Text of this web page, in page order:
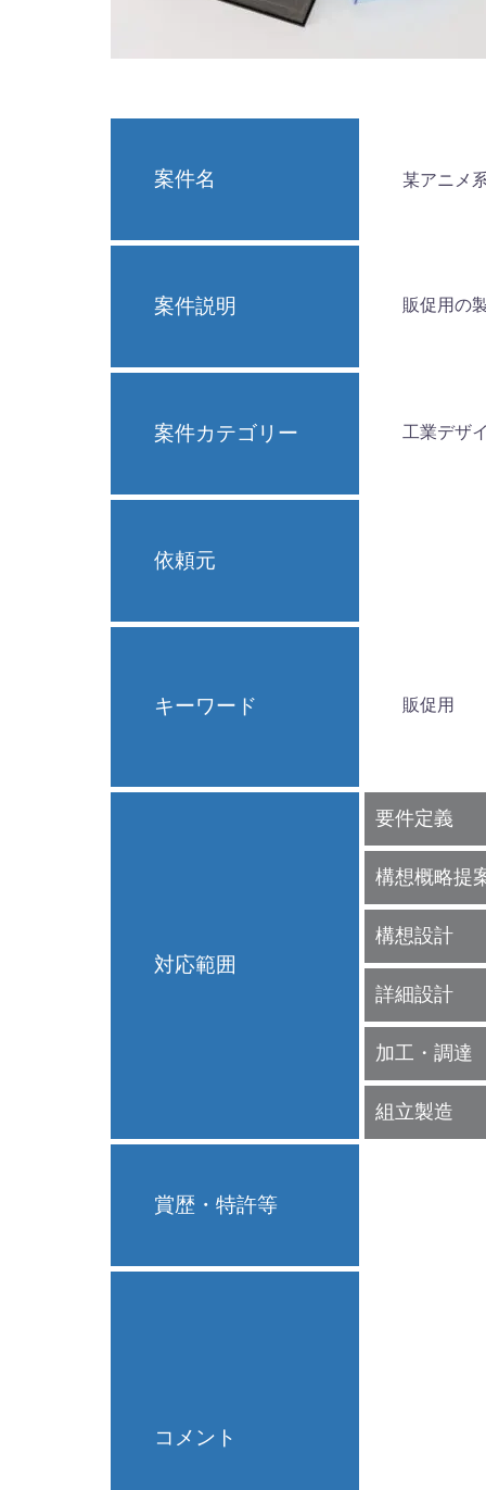
案件名 某アニメ
案件説明 販促用の
案件カテゴリー 工業デザ
依頼元
キーワード 販促用
対応範囲
要件定義
構想概略提
構想設計
詳細設計
加工・調達
組立製造
賞歴・特許等
コメント